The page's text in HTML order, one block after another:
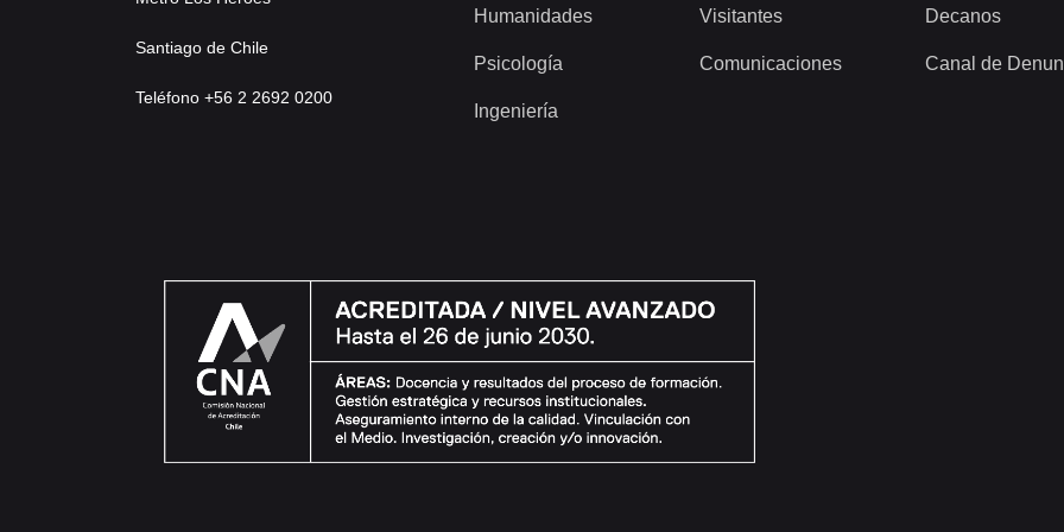
Santiago de Chile
Teléfono +56 2 2692 0200
Humanidades
Psicología
Ingeniería
Visitantes
Comunicaciones
Decanos
Canal de